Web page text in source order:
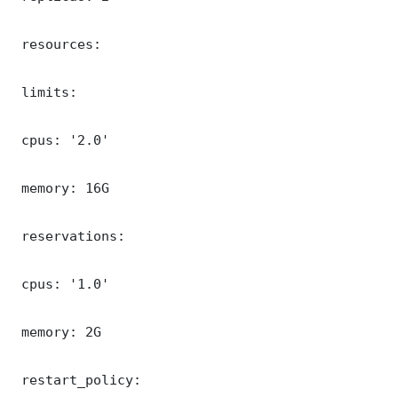
resources:
limits:
cpus: '2.0'
memory: 16G
reservations:
cpus: '1.0'
memory: 2G
restart_policy: